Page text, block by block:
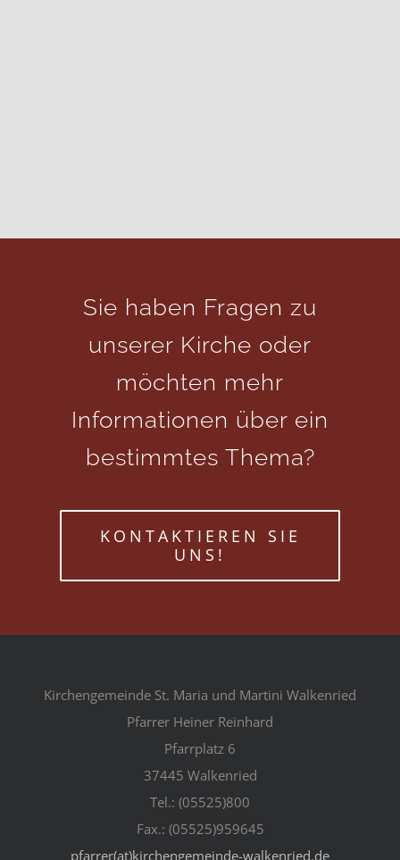
Sie haben Fragen zu
unserer Kirche oder
möchten mehr
Informationen über ein
bestimmtes Thema?
KONTAKTIEREN SIE
UNS!
Kirchengemeinde St. Maria und Martini Walkenried
Pfarrer Heiner Reinhard
Pfarrplatz 6
37445 Walkenried
Tel.: (05525)800
Fax.: (05525)959645
pfarrer(at)kirchengemeinde-walkenried.de